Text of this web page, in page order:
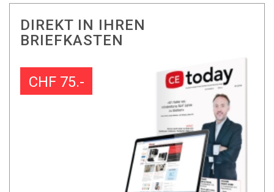
DIREKT IN IHREN
BRIEFKASTEN
CHF 75.-